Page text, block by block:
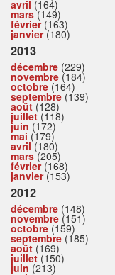
avril(164)
mars(149)
février(163)
janvier(180)
2013
décembre (229)
novembre (184)
octobre (164)
septembre (139)
août (128)
juillet(118)
juin (172)
mai (179)
avril(180)
mars(205)
février(168)
janvier(153)
2012
décembre (148)
novembre (151)
octobre (159)
septembre (185)
août (169)
juillet(150)
juin (213)